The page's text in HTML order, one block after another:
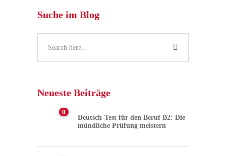
Suche im Blog
Neueste Beiträge
0
Deutsch-Test für den Beruf B2: Die
mündliche Prüfung meistern